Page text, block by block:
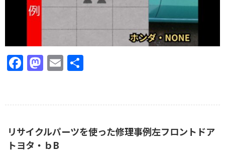
Facebook
Mastodon
Email
リサイクルパーツを使った修理事例左フロントドア
トヨタ・ｂB